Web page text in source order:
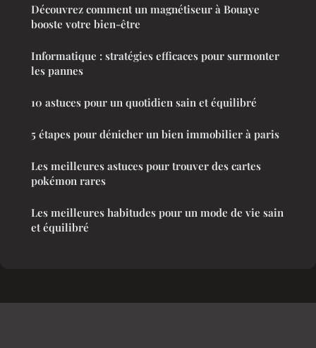
Découvrez comment un magnétiseur à Bouaye
booste votre bien-être
Informatique : stratégies efficaces pour surmonter
les pannes
10 astuces pour un quotidien sain et équilibré
5 étapes pour dénicher un bien immobilier à paris
Les meilleures astuces pour trouver des cartes
pokémon rares
Les meilleures habitudes pour un mode de vie sain
et équilibré